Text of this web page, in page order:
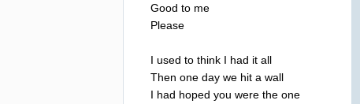
Good to me
Please
I used to think I had it all
Then one day we hit a wall
I had hoped you were the one